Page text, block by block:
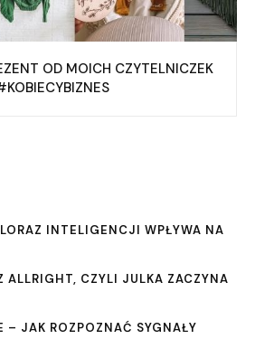
OD MOICH CZYTELNICZEK
INTELIGENCJI WPŁYWA NA
ALLRIGHT, CZYLI JULKA ZACZYNA
– JAK ROZPOZNAĆ SYGNAŁY